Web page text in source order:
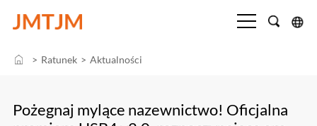
> Ratunek > Aktualności
Pożegnaj mylące nazewnictwo! Oficjalna